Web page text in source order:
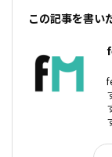
この記事を書い